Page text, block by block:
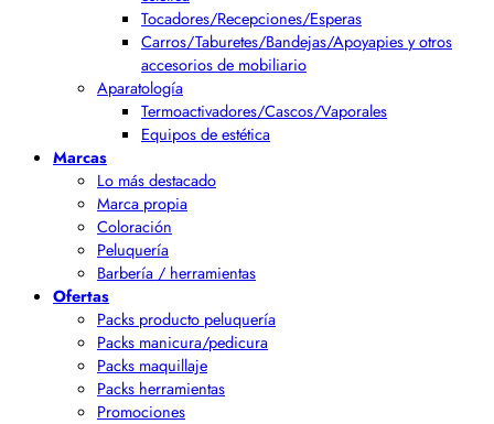
Tocadores/Recepciones/Esperas
Carros/Taburetes/Bandejas/Apoyapies y otros
accesorios de mobiliario
Aparatología
Termoactivadores/Cascos/Vaporales
Equipos de estética
Marcas
Lo más destacado
Marca propia
Coloración
Peluquería
Barbería / herramientas
Ofertas
Packs producto peluquería
Packs manicura/pedicura
Packs maquillaje
Packs herramientas
Promociones